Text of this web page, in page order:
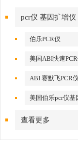
pcr仪 基因扩增仪
伯乐PCR仪
美国ABI快速
ABI 赛默飞PCR仪
美国伯乐pcr仪基
查看更多